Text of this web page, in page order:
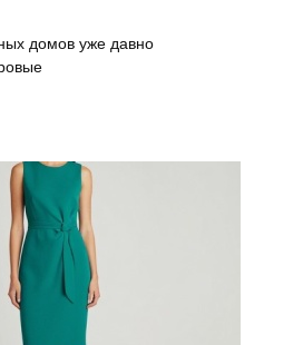
домов уже давно